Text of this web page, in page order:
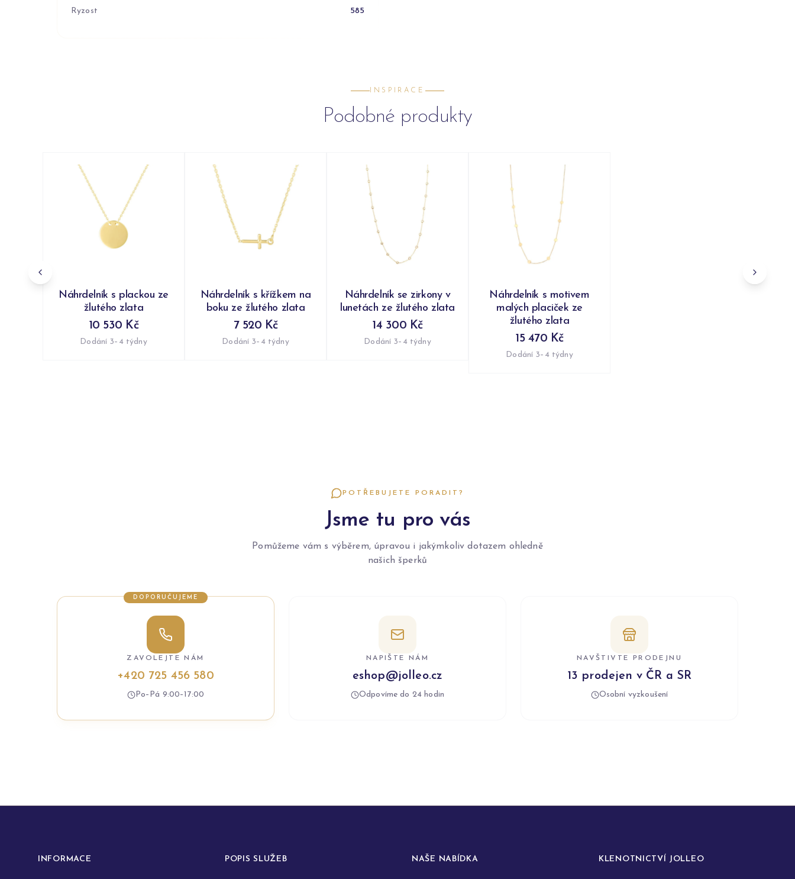
Ryzost 585
INSPIRACE
Podobné produkty
Náhrdelník s plackou ze
žlutého zlata
10 530 Kč
Dodání 3–4 týdny
Náhrdelník s křížkem na
boku ze žlutého zlata
7 520 Kč
Dodání 3–4 týdny
Náhrdelník se zirkony v
lunetách ze žlutého zlata
14 300 Kč
Dodání 3–4 týdny
Náhrdelník s motivem
malých placiček ze
žlutého zlata
15 470 Kč
Dodání 3–4 týdny
POTŘEBUJETE PORADIT?
Jsme tu pro vás
Pomůžeme vám s výběrem, úpravou i jakýmkoliv dotazem ohledně
našich šperků
DOPORUČUJEME
ZAVOLEJTE NÁM
+420 725 456 580
Po–Pá 9:00–17:00
NAPIŠTE NÁM
eshop@jolleo.cz
Odpovíme do 24 hodin
NAVŠTIVTE PRODEJNU
13 prodejen v ČR a SR
Osobní vyzkoušení
INFORMACE POPIS SLUŽEB NAŠE NABÍDKA KLENOTNICTVÍ JOLLEO